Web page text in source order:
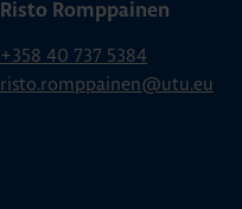
Risto Romppainen
+358 40 737 5384
risto.romppainen@utu.eu